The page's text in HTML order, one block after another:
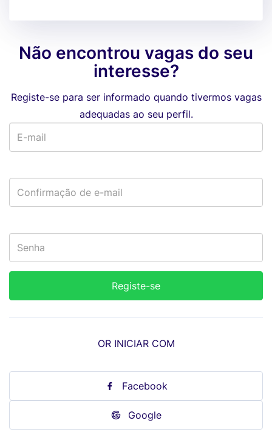
Não encontrou vagas do seu
interesse?
Registe-se para ser informado quando tivermos vagas
adequadas ao seu perfil.
OR INICIAR COM
Facebook
Google